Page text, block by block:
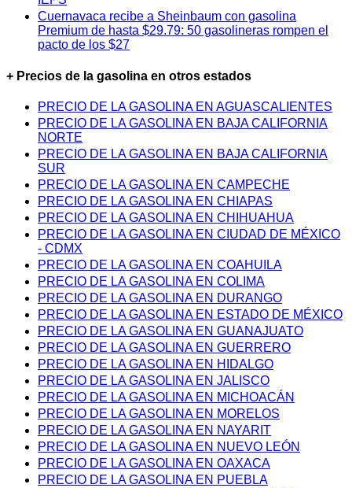
Cuernavaca recibe a Sheinbaum con gasolina
Premium de hasta $29.79: 50 gasolineras rompen el
pacto de los $27
+ Precios de la gasolina en otros estados
PRECIO DE LA GASOLINA EN AGUASCALIENTES
PRECIO DE LA GASOLINA EN BAJA CALIFORNIA
NORTE
PRECIO DE LA GASOLINA EN BAJA CALIFORNIA
SUR
PRECIO DE LA GASOLINA EN CAMPECHE
PRECIO DE LA GASOLINA EN CHIAPAS
PRECIO DE LA GASOLINA EN CHIHUAHUA
PRECIO DE LA GASOLINA EN CIUDAD DE MÉXICO
- CDMX
PRECIO DE LA GASOLINA EN COAHUILA
PRECIO DE LA GASOLINA EN COLIMA
PRECIO DE LA GASOLINA EN DURANGO
PRECIO DE LA GASOLINA EN ESTADO DE MÉXICO
PRECIO DE LA GASOLINA EN GUANAJUATO
PRECIO DE LA GASOLINA EN GUERRERO
PRECIO DE LA GASOLINA EN HIDALGO
PRECIO DE LA GASOLINA EN JALISCO
PRECIO DE LA GASOLINA EN MICHOACÁN
PRECIO DE LA GASOLINA EN MORELOS
PRECIO DE LA GASOLINA EN NAYARIT
PRECIO DE LA GASOLINA EN NUEVO LEÓN
PRECIO DE LA GASOLINA EN OAXACA
PRECIO DE LA GASOLINA EN PUEBLA